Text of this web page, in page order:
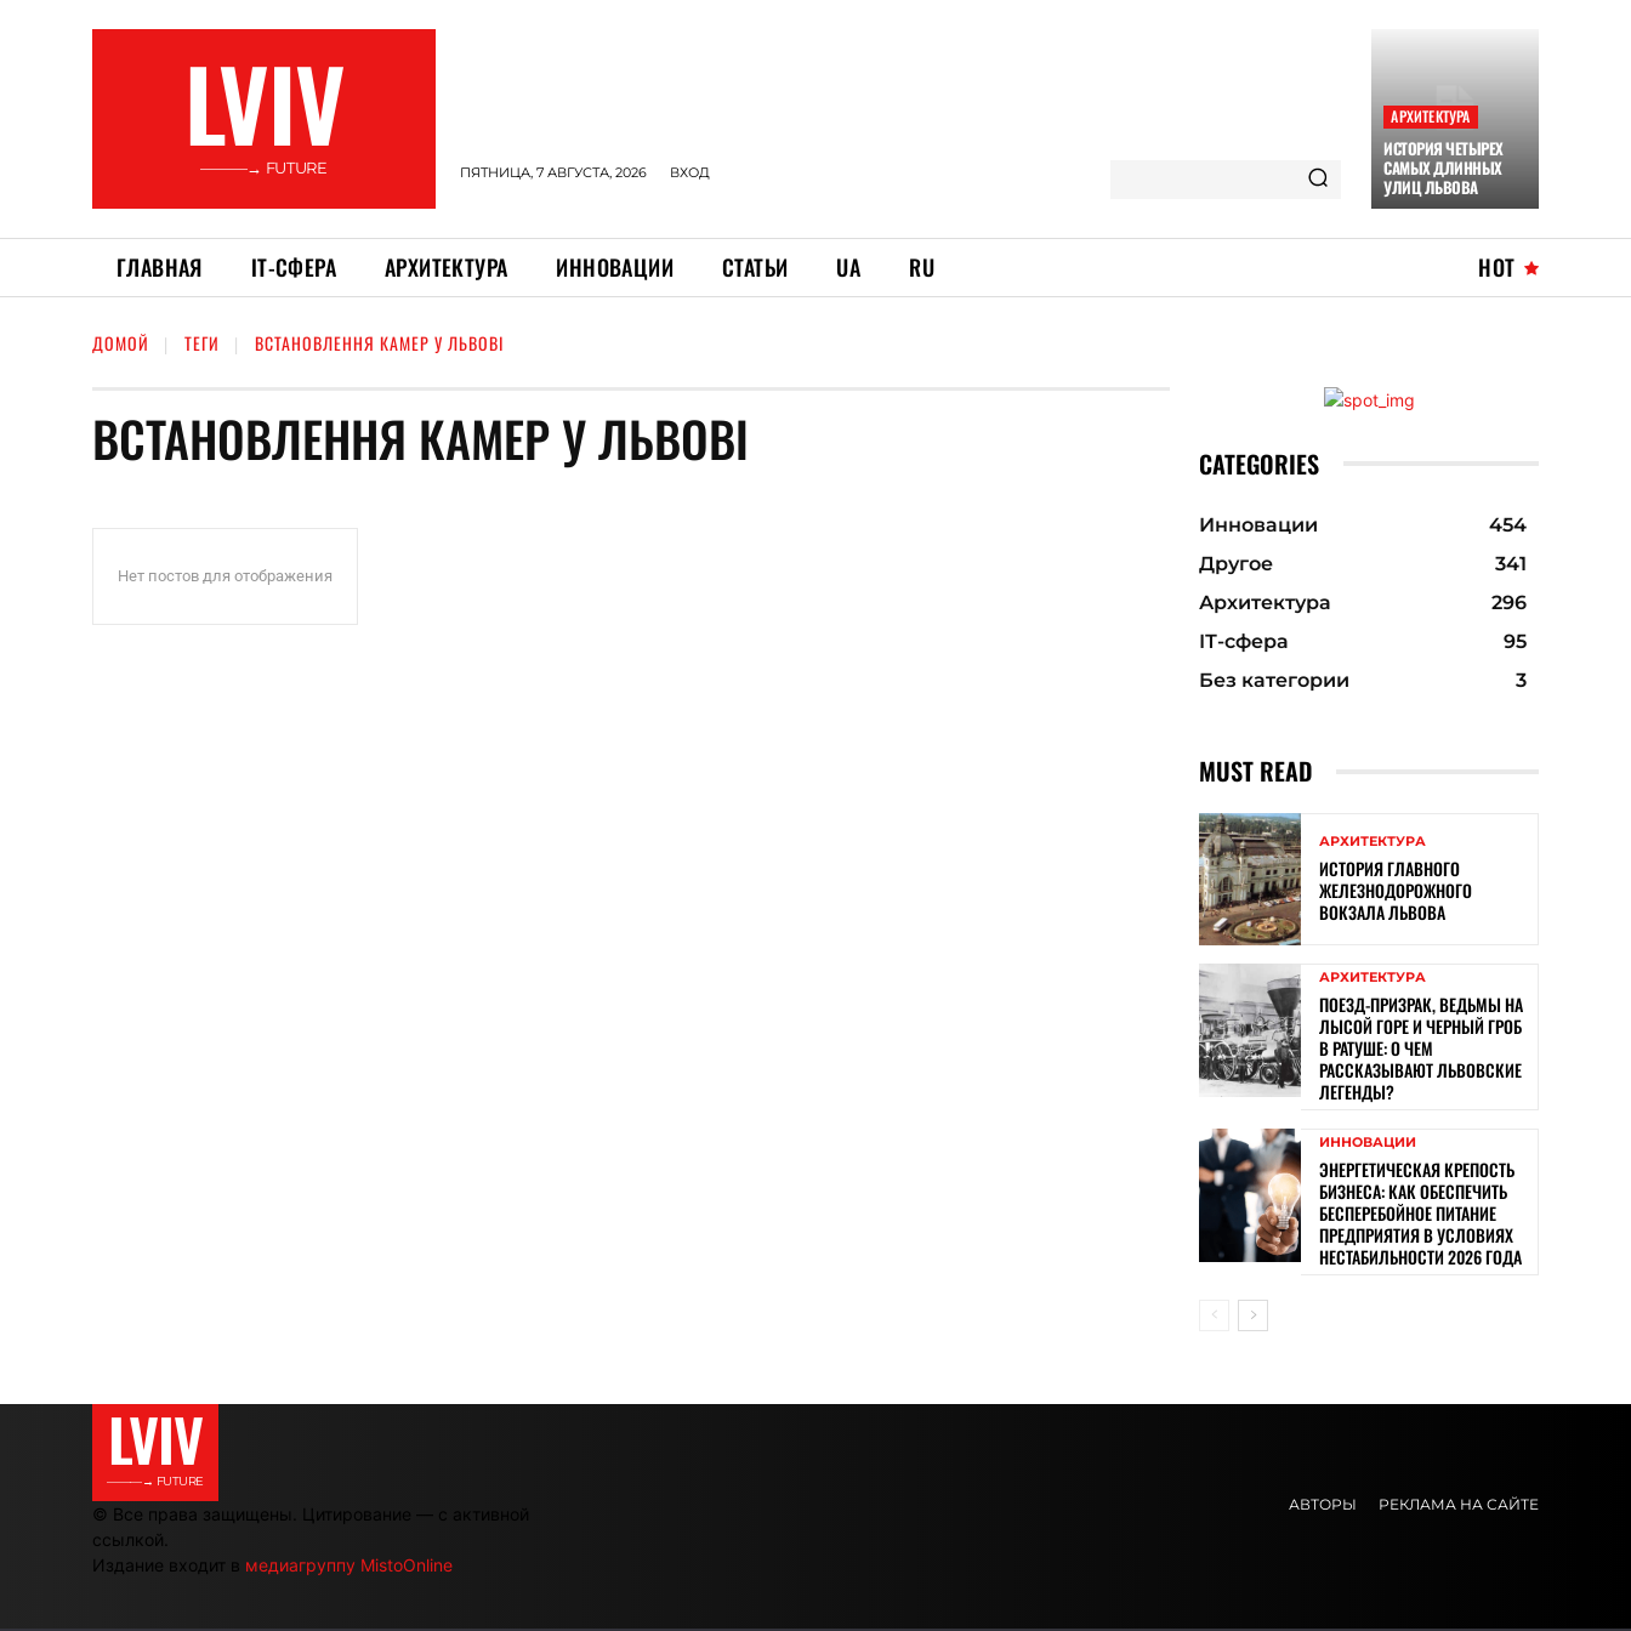
LVIV
———→ FUTURE ПЯТНИЦА, 7 АВГУСТА, 2026 ВХОД
АРХИТЕКТУРА
ИСТОРИЯ ЧЕТЫРЕХ
САМЫХ ДЛИННЫХ
УЛИЦ ЛЬВОВА
ГЛАВНАЯ ІТ-СФЕРА АРХИТЕКТУРА ИННОВАЦИИ СТАТЬИ UA RU HOT
ДОМОЙ ТЕГИ ВСТАНОВЛЕННЯ КАМЕР У ЛЬВОВІ
ВСТАНОВЛЕННЯ КАМЕР У ЛЬВОВІ
Нет постов для отображения
CATEGORIES
Инновации
454
Другое
341
Архитектура
296
ІТ-сфера
95
Без категории
3
MUST READ
АРХИТЕКТУРА
ИСТОРИЯ ГЛАВНОГО
ЖЕЛЕЗНОДОРОЖНОГО
ВОКЗАЛА ЛЬВОВА
АРХИТЕКТУРА
ПОЕЗД-ПРИЗРАК, ВЕДЬМЫ НА
ЛЫСОЙ ГОРЕ И ЧЕРНЫЙ ГРОБ
В РАТУШЕ: О ЧЕМ
РАССКАЗЫВАЮТ ЛЬВОВСКИЕ
ЛЕГЕНДЫ?
ИННОВАЦИИ
ЭНЕРГЕТИЧЕСКАЯ КРЕПОСТЬ
БИЗНЕСА: КАК ОБЕСПЕЧИТЬ
БЕСПЕРЕБОЙНОЕ ПИТАНИЕ
ПРЕДПРИЯТИЯ В УСЛОВИЯХ
НЕСТАБИЛЬНОСТИ 2026 ГОДА
LVIV
———→ FUTURE
© Все права защищены. Цитирование — с активной
ссылкой.
Издание входит в медиагруппу MistoOnline
АВТОРЫ РЕКЛАМА НА САЙТЕ